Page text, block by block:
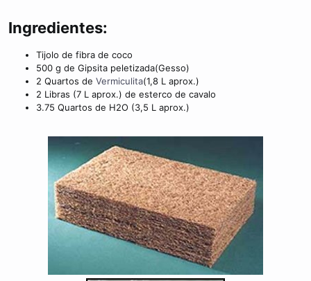
Ingredientes:
Tijolo de fibra de coco
500 g de Gipsita peletizada(Gesso)
2 Quartos de Vermiculita(1,8 L aprox.)
2 Libras (7 L aprox.) de esterco de cavalo
3.75 Quartos de H2O (3,5 L aprox.)